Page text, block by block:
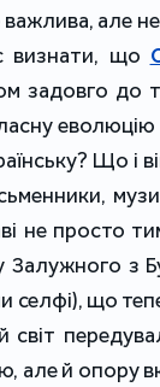
але
визнати, що
задовго до
еволюцію
Що і
не просто
Залужного з
селфі), що
світ
але й опору